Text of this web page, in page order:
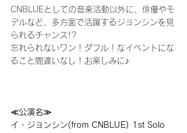
CNBLUEとしての音楽活動以外に、俳優やモ
デルなど、多方面で活躍するジョンシンを見
られるチャンス!?
忘れられないワン！ダフル！なイベントにな
ること間違いなし！お楽しみに♪
≪公演名≫
イ・ジョンシン(from CNBLUE) 1st Solo